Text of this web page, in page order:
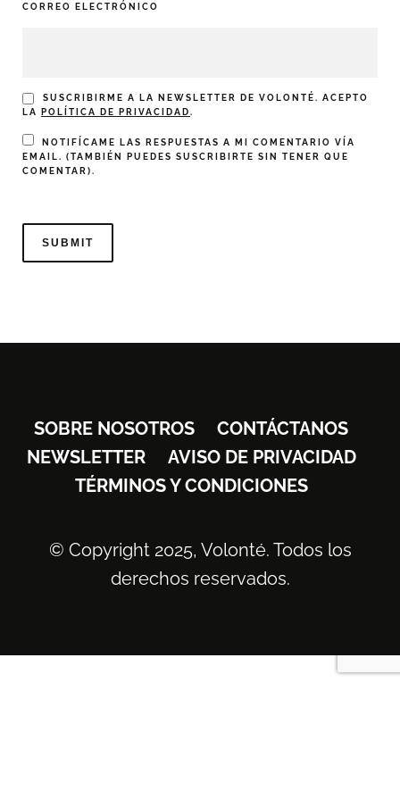
CORREO ELECTRÓNICO
SUSCRIBIRME A LA NEWSLETTER DE VOLONTÉ. ACEPTO
LA
POLÍTICA DE PRIVACIDAD.
NOTIFÍCAME LAS RESPUESTAS A MI COMENTARIO VÍA
EMAIL. (TAMBIÉN PUEDES SUSCRIBIRTE SIN TENER QUE
COMENTAR).
SOBRE NOSOTROS
CONTÁCTANOS
NEWSLETTER
AVISO DE PRIVACIDAD
TÉRMINOS Y CONDICIONES
© Copyright 2025, Volonté. Todos los
derechos reservados.